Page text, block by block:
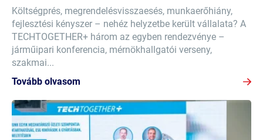
Költségprés, megrendelésvisszaesés, munkaerőhiány,
fejlesztési kényszer – nehéz helyzetbe került vállalata? A
TECHTOGETHER+ három az egyben rendezvénye –
járműipari konferencia, mérnökhallgatói verseny,
szakmai...
Tovább olvasom